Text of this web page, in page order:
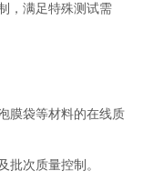
，满足特殊测试需
膜袋等材料的在线质
批次质量控制。